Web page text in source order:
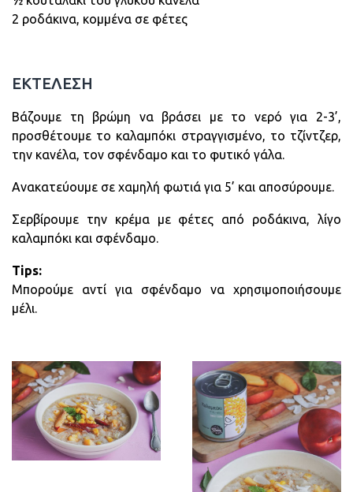
2 ροδάκινα, κομμένα σε φέτες
ΕΚΤΕΛΕΣΗ
Βάζουμε τη βρώμη να βράσει με το νερό για 2-3’,
προσθέτουμε το καλαμπόκι στραγγισμένο, το τζίντζερ,
την κανέλα, τον σφένδαμο και το φυτικό γάλα.
Ανακατεύουμε σε χαμηλή φωτιά για 5’ και αποσύρουμε.
Σερβίρουμε την κρέμα με φέτες από ροδάκινα, λίγο
καλαμπόκι και σφένδαμο.
Tips:
Μπορούμε αντί για σφένδαμο να χρησιμοποιήσουμε
μέλι.